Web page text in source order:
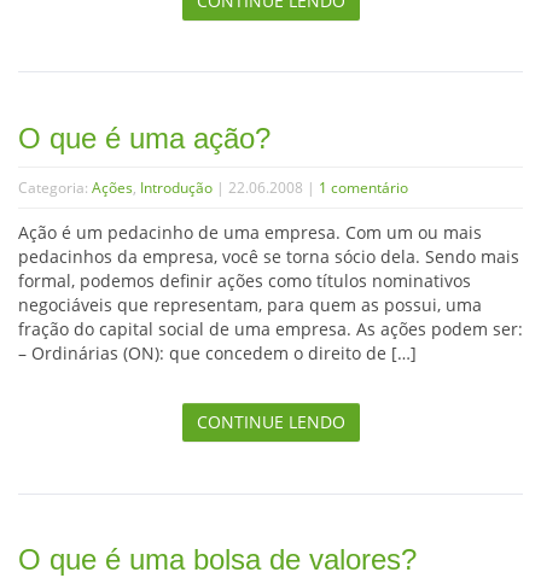
O que é uma ação?
Categoria: Ações, Introdução | 22.06.2008 | 1 comentário
Ação é um pedacinho de uma empresa. Com um ou mais
pedacinhos da empresa, você se torna sócio dela. Sendo mais
formal, podemos definir ações como títulos nominativos
negociáveis que representam, para quem as possui, uma
fração do capital social de uma empresa. As ações podem ser:
– Ordinárias (ON): que concedem o direito de […]
CONTINUE LENDO
O que é uma bolsa de valores?